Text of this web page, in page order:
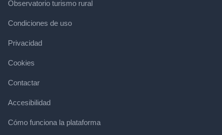
Observatorio turismo rural
Condiciones de uso
Privacidad
Cookies
Contactar
Accesibilidad
Cómo funciona la plataforma